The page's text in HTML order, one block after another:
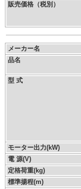
販売価格（税別）
メーカー名
品名
型 式
モーター出力(kW)
電 源(V)
定格荷重(kg)
標準揚程(m)